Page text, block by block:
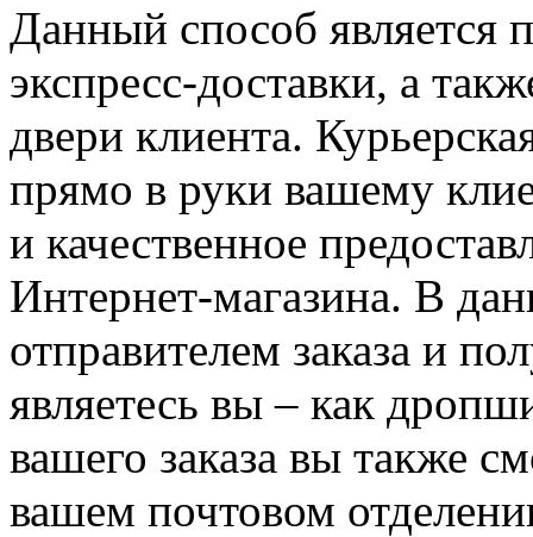
Данный способ является
экспресс-доставки, а
двери клиента.
прямо в руки вашему
и качественное
Интернет-магазина. В
отправителем заказа и
являетесь вы – как
вашего заказа вы также
вашем почтовом